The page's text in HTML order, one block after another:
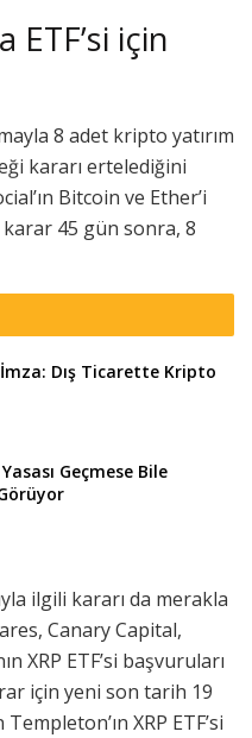
için
8 adet kripto yatırım
kararı ertelediğini
Bitcoin ve Ether’i
karar 45 gün sonra, 8
Dış Ticarette Kripto
Geçmese Bile
ilgili kararı da merakla
Canary Capital,
XRP ETF’si başvuruları
için yeni son tarih 19
XRP ETF’si